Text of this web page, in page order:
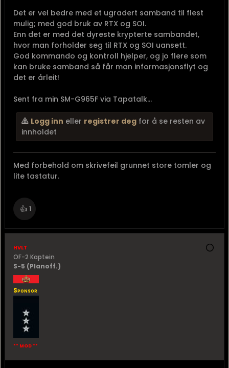
Det er vel bedre med et ugradert samband til flest
mulig; med god bruk av RTX og SOI.
Enn det er med det dyreste krypterte sambandet,
hvor man forholder seg til RTX og SOI uansett.
God kommando og kontroll hjelper, og jo flere som
kan bruke samband så får man informasjonsflyt og
det er årleit!
Sent fra min SM-G965F via Tapatalk...
Logg inn eller registrer deg for å se resten av
innholdet
Med forbehold om skrivefeil grunnet store tomler og
lite tastatur.
👍 1
hvlt
OF-2 Kaptein
S-5 (Planoff.)
Sponsor
** MOD **